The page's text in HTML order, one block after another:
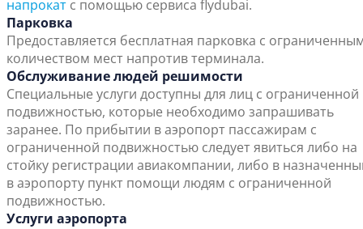
напрокат с помощью сервиса flydubai.
Парковка
Предоставляется бесплатная парковка с
количеством мест напротив терминала.
Обслуживание людей решимости
Специальные услуги доступны для лиц с ограниченной
подвижностью, которые необходимо запрашивать
заранее. По прибытии в аэропорт пассажирам с
ограниченной подвижностью следует явиться либо на
стойку регистрации авиакомпании, либо в
в аэропорту пункт помощи людям с ограниченной
подвижностью.
Услуги аэропорта